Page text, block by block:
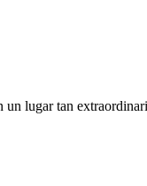
un lugar tan